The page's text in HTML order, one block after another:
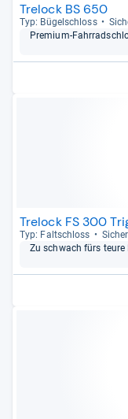
Trelock BS 650
Typ: Bügel­schloss
Pre­mium-​
Trelock FS 300
Typ: Falt­schloss
Zu schwach fürs teure